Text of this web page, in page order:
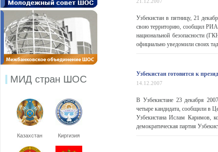
МИД стран ШОС
Казахстан Киргизия
Узбекистан в пятницу, 21
свою территорию, сообщил РИА
национальной безопасности
официально уведомили своих
Узбекистан готовится к
14.12.2007
В Узбекистане 23 декабря
четыре кандидата, сообщили в
Узбекистана Ислам Каримов,
демократическая партия